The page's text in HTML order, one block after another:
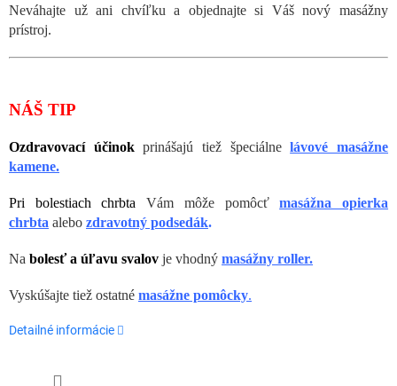
Neváhajte už ani chvíľku a objednajte si Váš nový masážny
prístroj.
NÁŠ TIP
Ozdravovací účinokprinášajú tiež špeciálnelávové masážne
kamene.
Pri bolestiach chrbta Vám môže pomôcťmasážna opierka
chrbta alebo zdravotný podsedák.
Na bolesť a úľavu svalov je vhodný masážny roller.
Vyskúšajte tiež ostatné masážne pomôcky.
Detailné informácie